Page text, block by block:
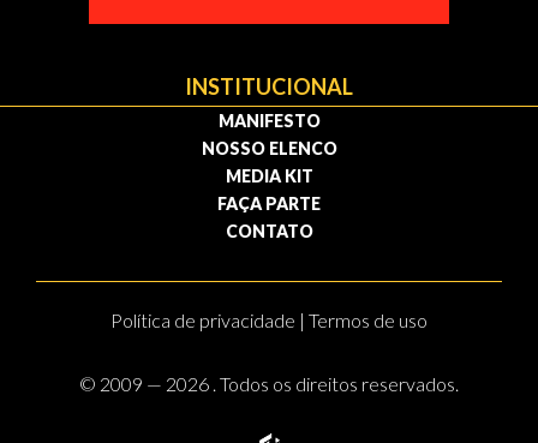
INSTITUCIONAL
MANIFESTO
NOSSO ELENCO
MEDIA KIT
FAÇA PARTE
CONTATO
Política de privacidade | Termos de uso
© 2009 — 2026 . Todos os direitos reservados.